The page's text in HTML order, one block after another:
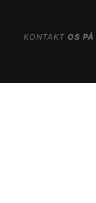
KONTAKT OS PÅ